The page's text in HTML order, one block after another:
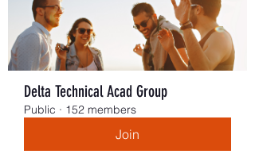
Delta Technical Acad Group
Public · 152 members
Join